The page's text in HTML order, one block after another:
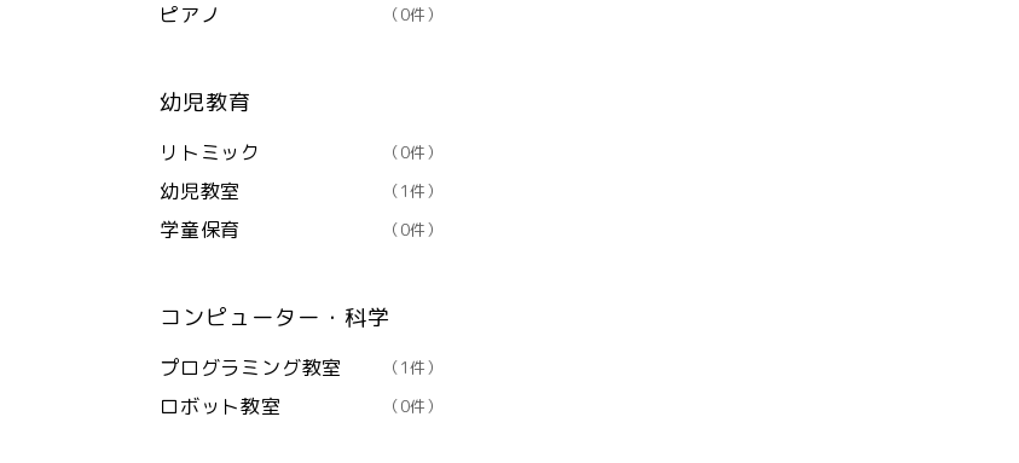
ピアノ （0件）
幼児教育
リトミック （0件）
幼児教室 （1件）
学童保育 （0件）
コンピューター・科学
プログラミング教室 （1件）
ロボット教室 （0件）